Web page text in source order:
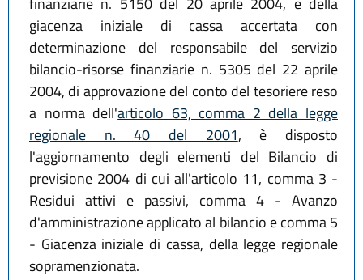
giacenza iniziale di cassa accertata con
determinazione del responsabile del servizio
bilancio-risorse finanziarie n. 5305 del 22 aprile
2004, di approvazione del conto del tesoriere reso
a norma dell'articolo 63, comma 2 della legge
regionale n. 40 del 2001, è disposto
l'aggiornamento degli elementi del Bilancio di
previsione 2004 di cui all'articolo 11, comma 3 -
Residui attivi e passivi, comma 4 - Avanzo
d'amministrazione applicato al bilancio e comma 5
- Giacenza iniziale di cassa, della legge regionale
sopramenzionata.